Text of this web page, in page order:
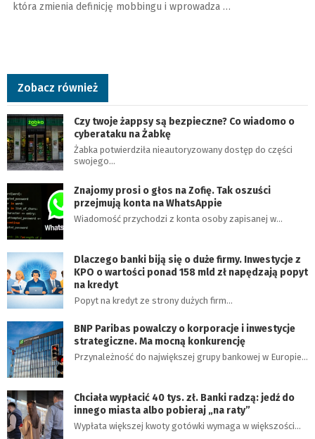
która zmienia definicję mobbingu i wprowadza …
Zobacz również
Czy twoje żappsy są bezpieczne? Co wiadomo o
cyberataku na Żabkę
Żabka potwierdziła nieautoryzowany dostęp do części
swojego…
Znajomy prosi o głos na Zofię. Tak oszuści
przejmują konta na WhatsAppie
Wiadomość przychodzi z konta osoby zapisanej w…
Dlaczego banki biją się o duże firmy. Inwestycje z
KPO o wartości ponad 158 mld zł napędzają popyt
na kredyt
Popyt na kredyt ze strony dużych firm…
BNP Paribas powalczy o korporacje i inwestycje
strategiczne. Ma mocną konkurencję
Przynależność do największej grupy bankowej w Europie…
Chciała wypłacić 40 tys. zł. Banki radzą: jedź do
innego miasta albo pobieraj „na raty”
Wypłata większej kwoty gotówki wymaga w większości…